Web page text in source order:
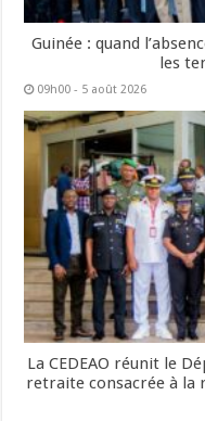
Guinée : quand
les
09h00 - 5 août 2026
La CEDEAO réunit le
retraite consacrée à la